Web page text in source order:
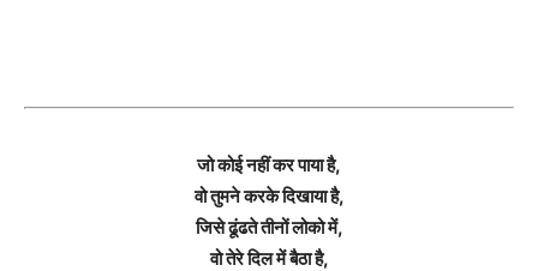
जो कोई नहीं कर पाया है,
वो तुमने करके दिखाया है,
जिसे ढूंढते तीनों लोको में,
वो तेरे दिल में बैठा है,